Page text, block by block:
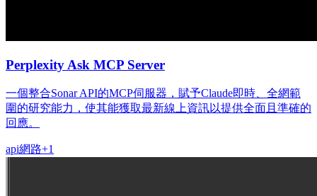
Perplexity Ask MCP Server
一個整合Sonar API的MCP伺服器，賦予Claude即時、全網範
圍的研究能力，使其能獲取最新線上資訊以提供全面且準確的
回應。
api網路+1